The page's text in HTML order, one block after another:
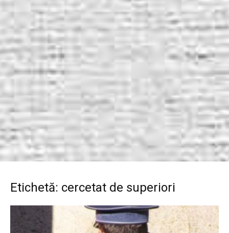
Etichetă: cercetat de superiori